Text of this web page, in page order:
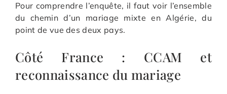
Pour comprendre l’enquête, il faut voir l’ensemble
du chemin d’un mariage mixte en Algérie, du
point de vue des deux pays.
Côté France : CCAM et
reconnaissance du mariage